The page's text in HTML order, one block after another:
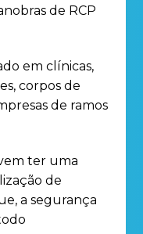
de RCP
em clínicas,
corpos de
de ramos
ter uma
de
a segurança